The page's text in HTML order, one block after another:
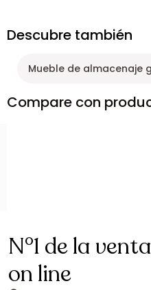
Descubre también
Mueble de almacenaje
Compare con
N°1 de la
on line